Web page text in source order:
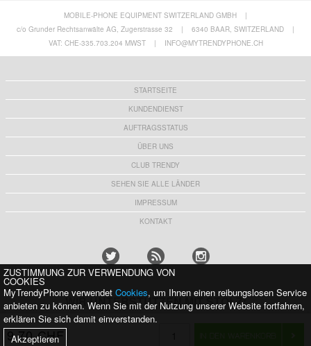
Huawei AP32 USB Type-C Schnellladegerät -
2A
Duzzona A3 microUSB, Lightning, USB-C
Kabel - 2.4A, 1.2m
9,70 CHF
9,70 CHF
MOBILE-PHONE EQUIPMENT SWITZERLAND GMBH
|
c/o Grunder Rechtsanwälte AG, Zugerstrasse 32
| 6340 BAAR, SWITZERLAND
|
VAT: CHE-335.703.204 MWST
| INFO@MYTRENDYPHONE.CH
STARTSEITE
KUNDENDIENST
AUFTRAGSSTATUS
ÜBER UNS
CLUB TRENDY
SEHEN SIE ALLE LÄNDER
IMPRESSUM
KONTAKT
WIR UNTERSTÜTZEN MIT STOLZ:
ZUSTIMMUNG ZUR VERWENDUNG VON
COOKIES
MyTrendyPhone verwendet Cookies, um Ihnen einen reibungslosen Service
anbieten zu können. Wenn Sie mit der Nutzung unserer Website fortfahren,
erklären Sie sich damit einverstanden.
Akzeptieren